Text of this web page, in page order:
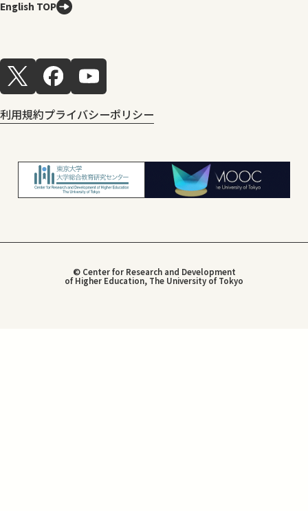
English TOP
利用規約プライバシーポリシー
© Center for Research and Development
of Higher Education, The University of Tokyo